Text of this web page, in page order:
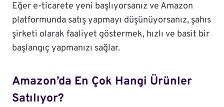
Eğer e-ticarete yeni başlıyorsanız ve Amazon
platformunda satış yapmayı düşünüyorsanız, şahıs
şirketi olarak faaliyet göstermek, hızlı ve basit bir
başlangıç yapmanızı sağlar.
Amazon’da En Çok Hangi Ürünler
Satılıyor?